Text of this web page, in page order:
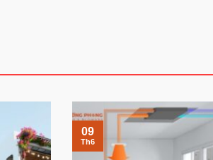
09
Th6